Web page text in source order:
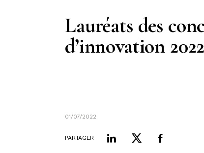
Lauréats des
d’innovation
01/07/2022
PARTAGER